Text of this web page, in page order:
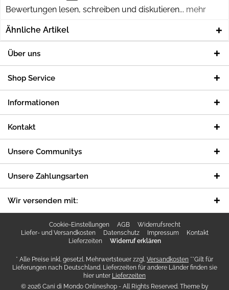
Bewertungen lesen, schreiben und diskutieren... mehr
Ähnliche Artikel
Über uns
Shop Service
Informationen
Kontakt
Unsere Communitys
Unsere Zahlungsarten
Wir versenden mit:
Cookie-Einstellungen AGB
Widerrufsrecht
Liefer- und Versandkosten
Datenschutz Impressum
Kontakt
Lieferzeiten
Widerruf erklären
* Alle Preise inkl. gesetzl. Mehrwertsteuer zzgl. Versandkosten **Gilt für
Lieferungen nach Deutschland. Lieferzeiten für andere Länder finden sie
hier unter Lieferzeiten
© 2026 Cani di Mondo Onlineshop - All Rights Reserved. Theme by